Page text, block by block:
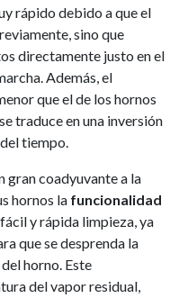
rápido debido a que el
sino que
directamente justo en el
Además, el
que el de los hornos
traduce en una inversión
tiempo.
gran coadyuvante a la
hornos la funcionalidad
y rápida limpieza, ya
que se desprenda la
horno. Este
del vapor residual,